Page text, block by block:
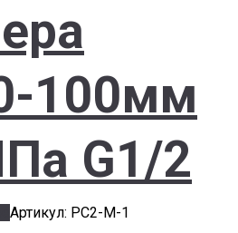
100мм
G1/2
Артикул: РС2-М-1